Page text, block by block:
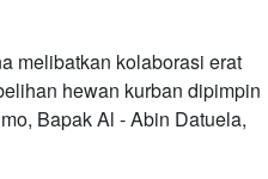
melibatkan kolaborasi erat
hewan kurban dipimpin
Bapak Al - Abin Datuela,